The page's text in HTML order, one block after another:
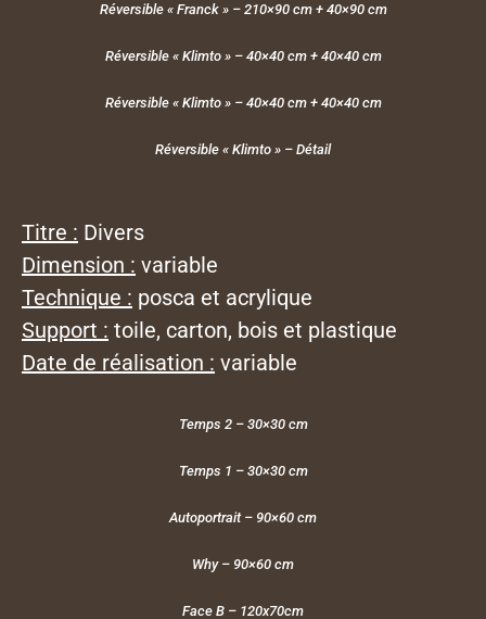
Réversible « Franck » – 210×90 cm + 40×90 cm
Réversible « Klimto » – 40×40 cm + 40×40 cm
Réversible « Klimto » – 40×40 cm + 40×40 cm
Réversible « Klimto » – Détail
Titre : Divers
Dimension : variable
Technique : posca et acrylique
Support : toile, carton, bois et plastique
Date de réalisation : variable
Temps 2 – 30×30 cm
Temps 1 – 30×30 cm
Autoportrait – 90×60 cm
Why – 90×60 cm
Face B – 120x70cm